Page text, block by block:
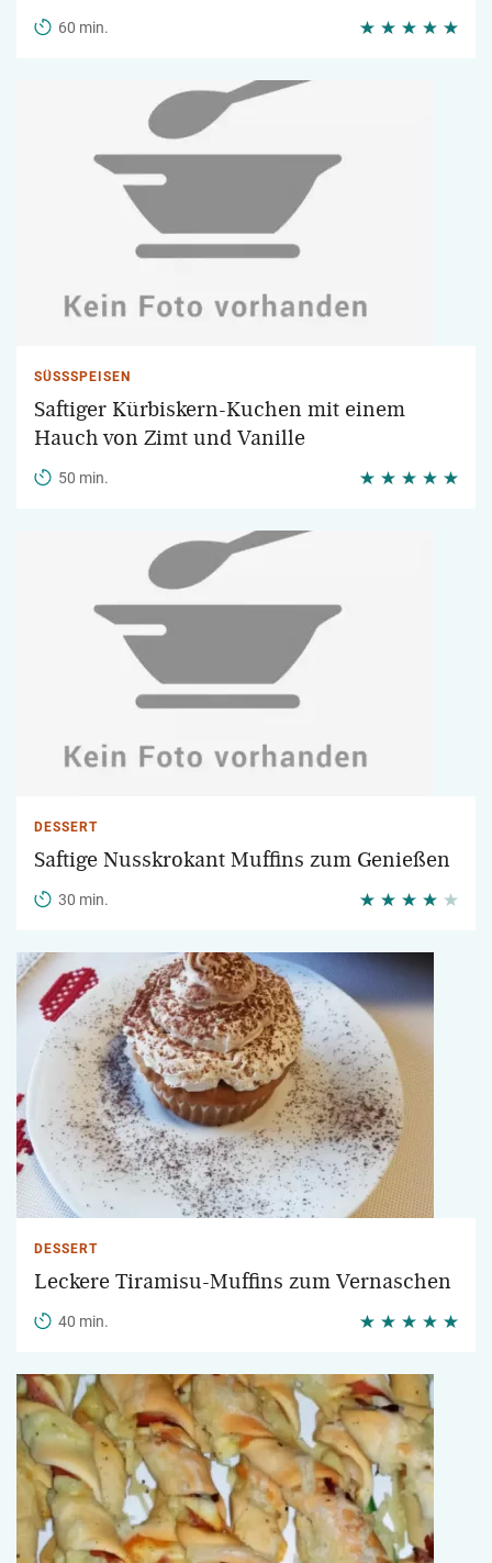
60 min.
SÜSSSPEISEN
Saftiger Kürbiskern-Kuchen mit einem
Hauch von Zimt und Vanille
50 min.
DESSERT
Saftige Nusskrokant Muffins zum Genießen
30 min.
DESSERT
Leckere Tiramisu-Muffins zum Vernaschen
40 min.